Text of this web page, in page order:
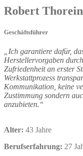
Robert Thorein
Geschäftsführer
„Ich garantiere dafür,
Herstellervorgaben
Zufriedenheit an erster
Werkstattprozess
Kommunikation, keine
Zustimmung sondern
anzubieten.“
Alter: 43 Jahre
Berufserfahrung: 27